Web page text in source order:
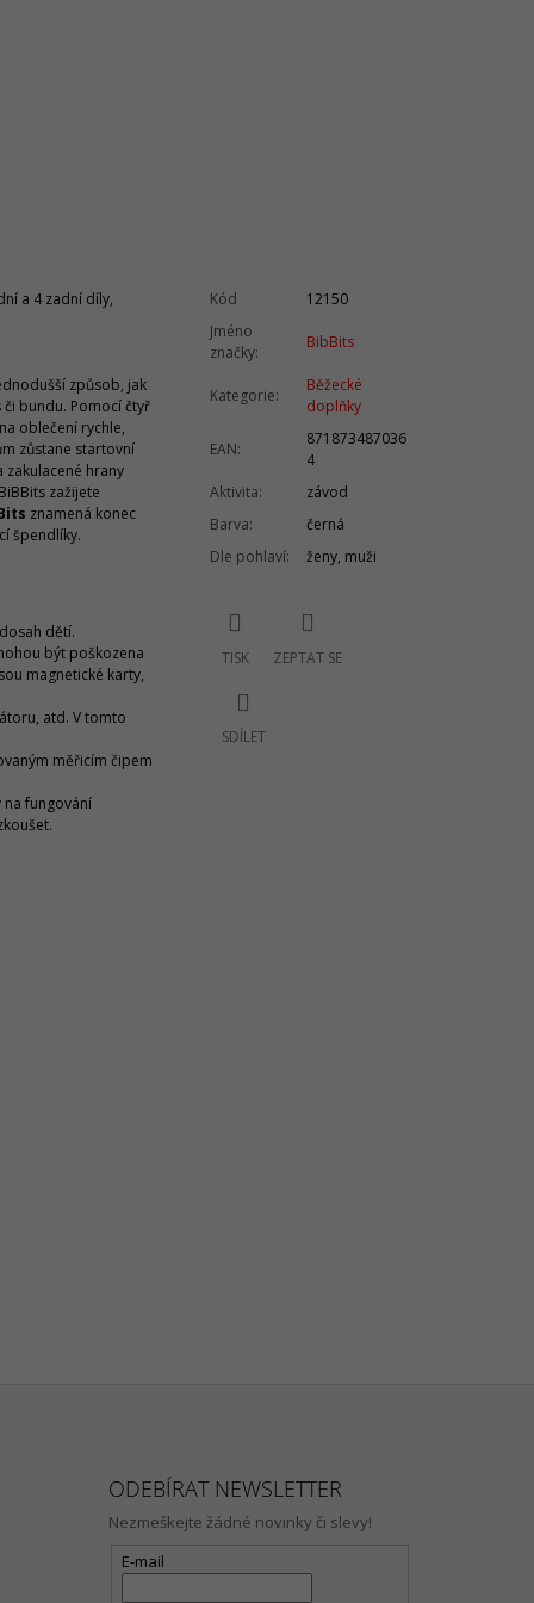
a 4 zadní díly,
způsob, jak
bundu. Pomocí čtyř
oblečení rychle,
zůstane startovní
zakulacené hrany
zažijete
znamená konec
špendlíky.
dětí.
být poškozena
magnetické karty,
atd. V tomto
měřicím čipem
fungování
Kód
12150
Jméno
značky:
BibBits
Kategorie:
Běžecké
doplňky
EAN:
871873487036
4
Aktivita:
závod
Barva:
černá
Dle pohlaví: ženy, muži
TISK ZEPTAT SE
SDÍLET
ODEBÍRAT NEWSLETTER
Nezmeškejte žádné novinky či slevy!
E-mail